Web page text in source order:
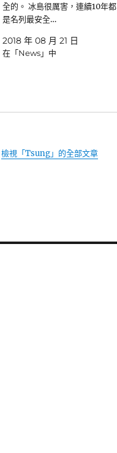
全的。 冰島很厲害，連續10年都
是名列最安全…
2018 年 08 月 21 日
在「News」中
檢視「Tsung」的全部文章